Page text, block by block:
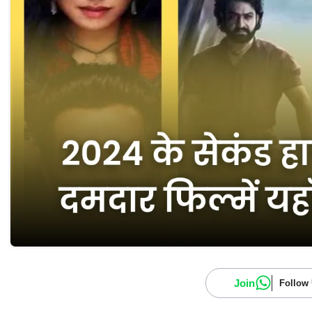
Join Follow